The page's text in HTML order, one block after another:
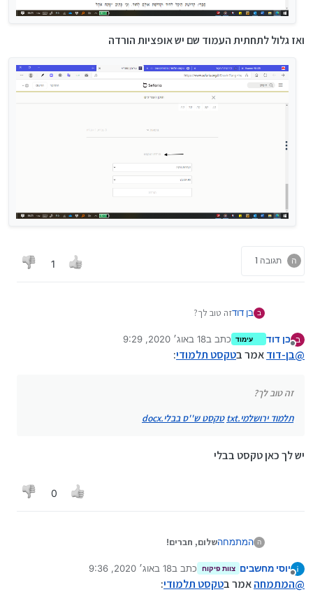
ואז גלול לתחתית העמוד שם יש אופציות הורדה
ה תגובה 1 1
ב בן דודזה טוב לך?
תלמוד ירושלמי.txt טקסט ש''ס בבלי.docx ב בן דוד עימוד כתב ב18 באוג׳ 2020, 9:29
נערך לאחרונה על ידי
@בן-דודאמר בטקסט תלמודי:
זה טוב לך?
תלמוד ירושלמי.txt
טקסט ש''ס בבלי.docx
יש לך כאן טקסט בבלי
0
ה המתמחהשלום, חברים!
(עדות המזרח) תלמוד בבלי ועוד
ובקיצור טקסט של העולם התלמודי, תודה!
יוסי מחשבים צוות פיקוח כתב ב18 באוג׳ 2020, 9:36
נערך לאחרונה על ידי
@המתמחהאמר בטקסט תלמודי: